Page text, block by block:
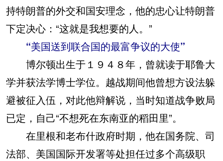
持特朗普的外交和国安理念，他的忠心让特朗普
下定决心：“这就是我想要的人。”
“美国送到联合国的最富争议的大使”
博尔顿出生于１９４８年，曾就读于耶鲁大
学并获法学博士学位。越战期间他曾想方设法躲
避被征入伍，对此他辩解说，当时知道战争败局
已定，自己“不想死在东南亚的稻田里”。
在里根和老布什政府时期，他在国务院、司
法部、美国国际开发署等处担任过多个高级职